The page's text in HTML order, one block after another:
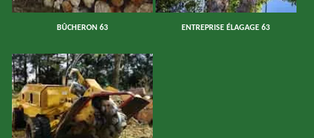
BÛCHERON 63 ENTREPRISE ÉLAGAGE 63